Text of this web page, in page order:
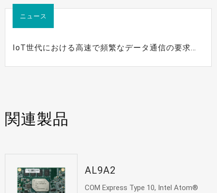
ニュース
IoT世代における高速で頻繁なデータ通信の要求を
関連製品
AL9A2
COM Express Type 10, Intel Atom®